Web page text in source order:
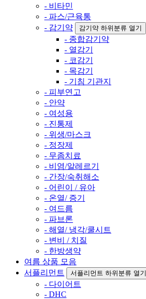
- 비타민
- 파스/근육통
- 감기약
감기약 하위분류 열기
- 종합감기약
- 열감기
- 코감기
- 목감기
- 기침 기관지
- 피부연고
- 안약
- 여성용
- 진통제
- 위생/마스크
- 정장제
- 무좀치료
- 비염/알레르기
- 간장/숙취해소
- 어린이 / 유아
- 온열/ 증기
- 여드름
- 파브론
- 해열/ 냉각/쿨시트
- 변비 / 치질
- 한방생약
여름 상품 모음
서플리먼트
서플리먼트 하위분류 열기
- 다이어트
- DHC